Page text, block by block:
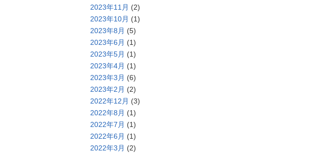
2023年11月 (2)
2023年10月 (1)
2023年8月 (5)
2023年6月 (1)
2023年5月 (1)
2023年4月 (1)
2023年3月 (6)
2023年2月 (2)
2022年12月 (3)
2022年8月 (1)
2022年7月 (1)
2022年6月 (1)
2022年3月 (2)